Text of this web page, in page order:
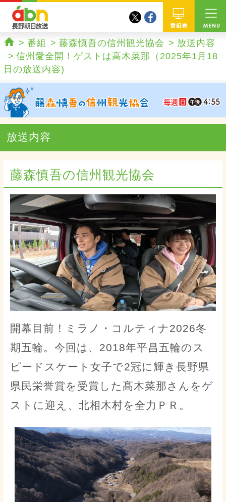
番組
twitterfacebook
ホーム
番組 藤森慎吾の信州観光協会
放送内容
信州愛全開！ゲストは高木菜那（2025年1月18
日の放送内容)
放送内容
藤森慎吾の信州観光協会
開幕目前！ミラノ・コルティナ2026冬
期五輪。今回は、2018年平昌五輪のス
ピードスケート女子で2冠に輝き長野県
県民栄誉賞を受賞した髙木菜那さんをゲ
ストに迎え、北相木村を全力ＰＲ。